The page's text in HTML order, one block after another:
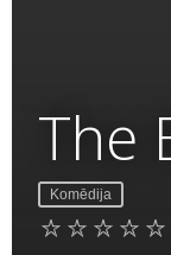
The
Komēdija